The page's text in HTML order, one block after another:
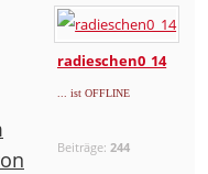
radieschen0_14
... ist OFFLINE
Beiträge: 244